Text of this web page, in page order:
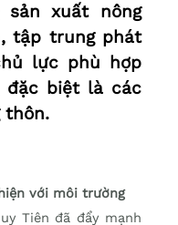
xuất nông
tập trung phát
lực phù hợp
đặc biệt là các
thôn.
với môi trường
Tiên đã đẩy mạnh